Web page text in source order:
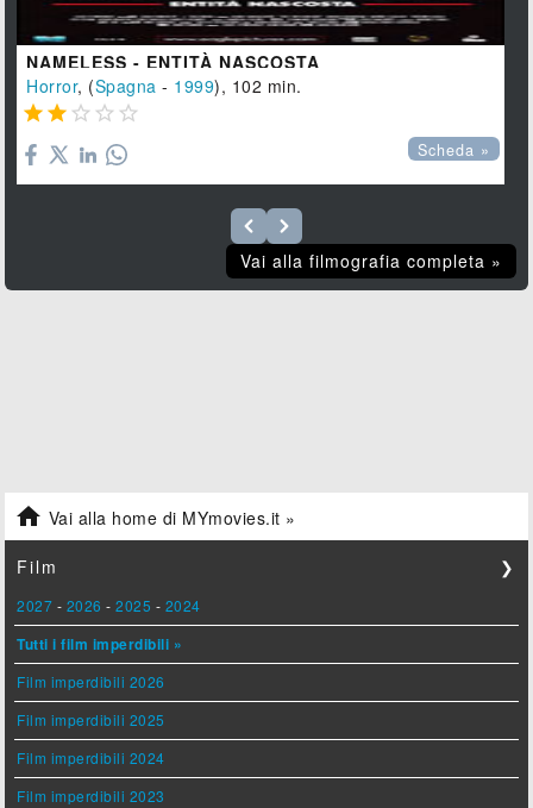
NAMELESS - ENTITÀ NASCOSTA
Horror, (Spagna - 1999), 102 min.
    
Scheda »
Vai alla filmografia completa »
 Vai alla home di MYmovies.it »
Film ❯
2027 - 2026 -2025 - 2024
Tutti i film imperdibili »
Film imperdibili 2026
Film imperdibili 2025
Film imperdibili 2024
Film imperdibili 2023